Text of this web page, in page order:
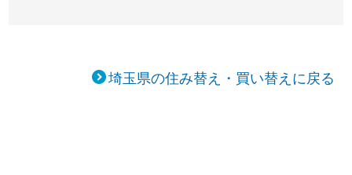
埼玉県の住み替え・買い替えに戻る